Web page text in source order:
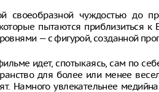
своеобразной чуждостью до
пытаются приблизиться
— с фигурой, созданной
идет, спотыкаясь, сам по
для более или менее
Намного увлекательнее